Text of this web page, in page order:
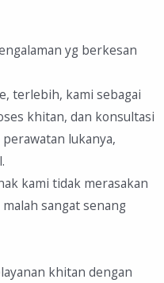
yg berkesan
terlebih, kami sebagai
khitan, dan konsultasi
lukanya,
kami tidak merasakan
sangat senang
khitan dengan